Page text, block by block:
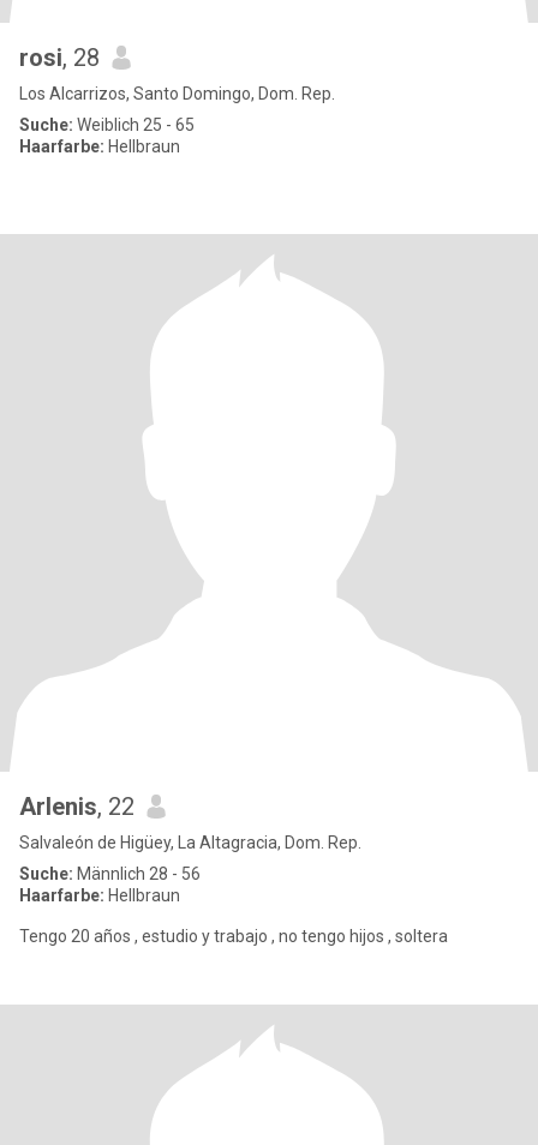
rosi, 28
Los Alcarrizos, Santo Domingo, Dom. Rep.
Suche: Weiblich 25 - 65
Haarfarbe: Hellbraun
Arlenis, 22
Salvaleón de Higüey, La Altagracia, Dom. Rep.
Suche: Männlich 28 - 56
Haarfarbe: Hellbraun
Tengo 20 años , estudio y trabajo , no tengo hijos , soltera